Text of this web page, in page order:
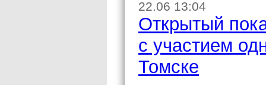
22.06 13:04
Открытый
с участием
Томске